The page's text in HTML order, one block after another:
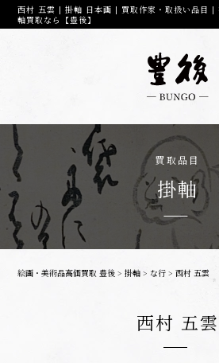
西村 五雲 | 掛軸 日本画 | 買取作家・取扱い品目 |
軸買取なら【豊後】
買取品目
掛軸
絵画・美術品高価買取 豊後 >掛軸 > な行 >西村 五雲
西村 五雲